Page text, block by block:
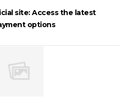
site: Access the latest
options